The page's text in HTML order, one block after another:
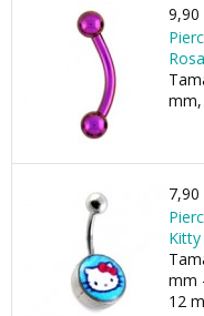
9,90
7,90
Kitty
mm
12